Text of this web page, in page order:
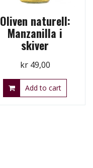
Oliven naturell:
Manzanilla i
skiver
kr49,00
Add to cart